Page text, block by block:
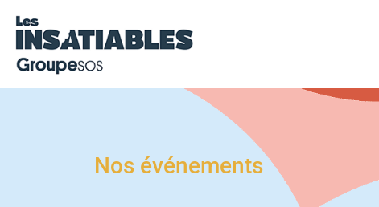
Nos événements